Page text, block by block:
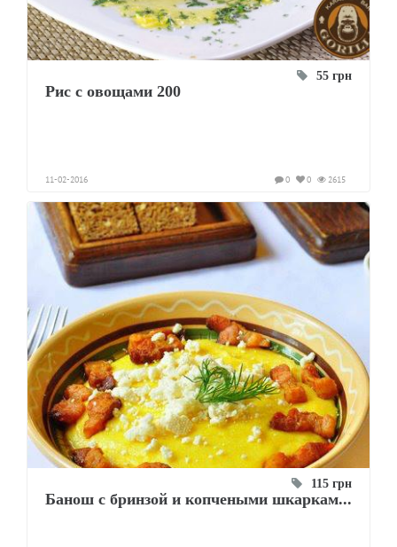
55 грн
Рис с овощами 200
11-02-2016 2615
0
0
115 грн
Банош с бринзой и копчеными шкаркам...